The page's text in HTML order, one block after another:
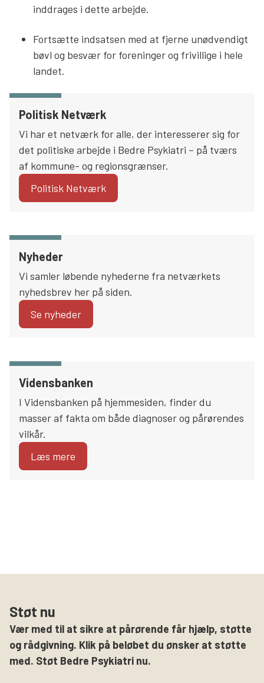
inddrages i dette arbejde.
Fortsætte indsatsen med at fjerne unødvendigt
bøvl og besvær for foreninger og frivillige i hele
landet.
Politisk Netværk
Vi har et netværk for alle, der interesserer sig for
det politiske arbejde i Bedre Psykiatri – på tværs
af kommune- og regionsgrænser.
Politisk Netværk
Nyheder
Vi samler løbende nyhederne fra netværkets
nyhedsbrev her på siden.
Se nyheder
Vidensbanken
I Vidensbanken på hjemmesiden, finder du
masser af fakta om både diagnoser og pårørendes
vilkår.
Læs mere
Støt nu
Vær med til at sikre at pårørende får hjælp, støtte
og rådgivning. Klik på beløbet du ønsker at støtte
med. Støt Bedre Psykiatri nu.